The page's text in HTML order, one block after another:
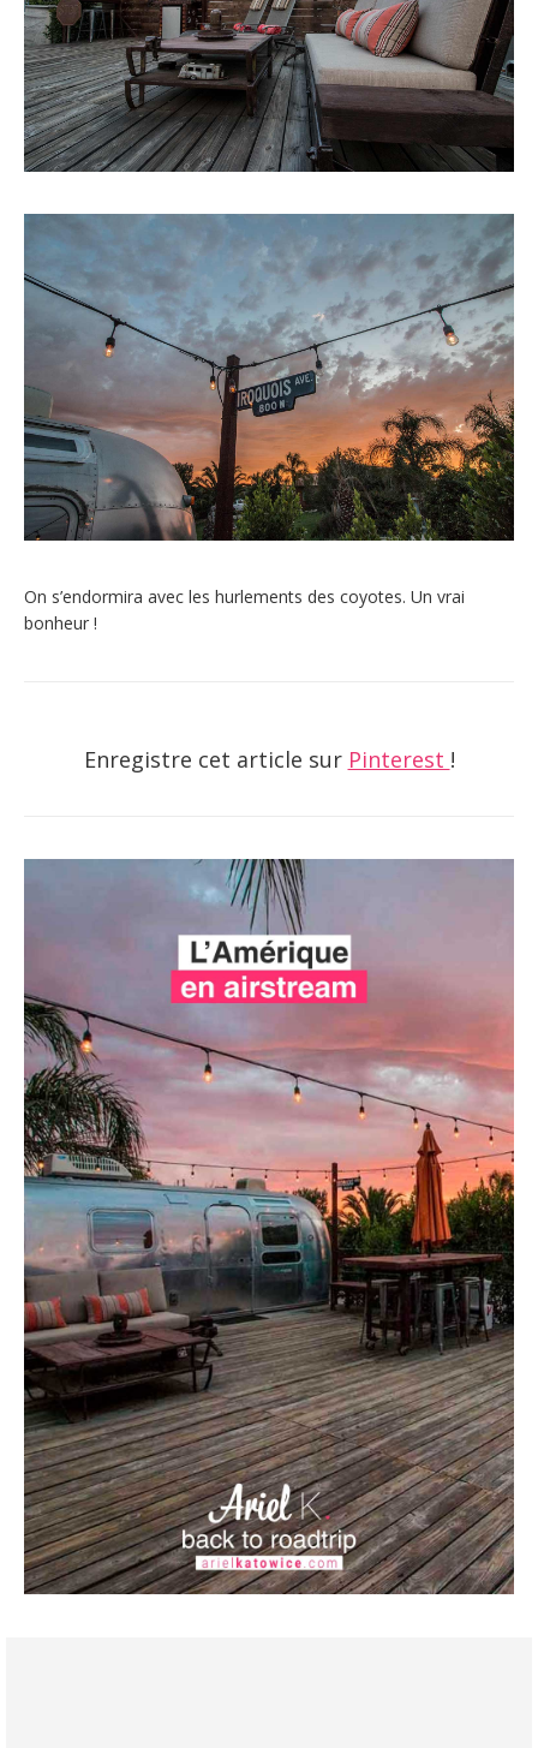
On s’endormira avec les hurlements des coyotes. Un vrai
bonheur !
Enregistre cet article sur Pinterest !